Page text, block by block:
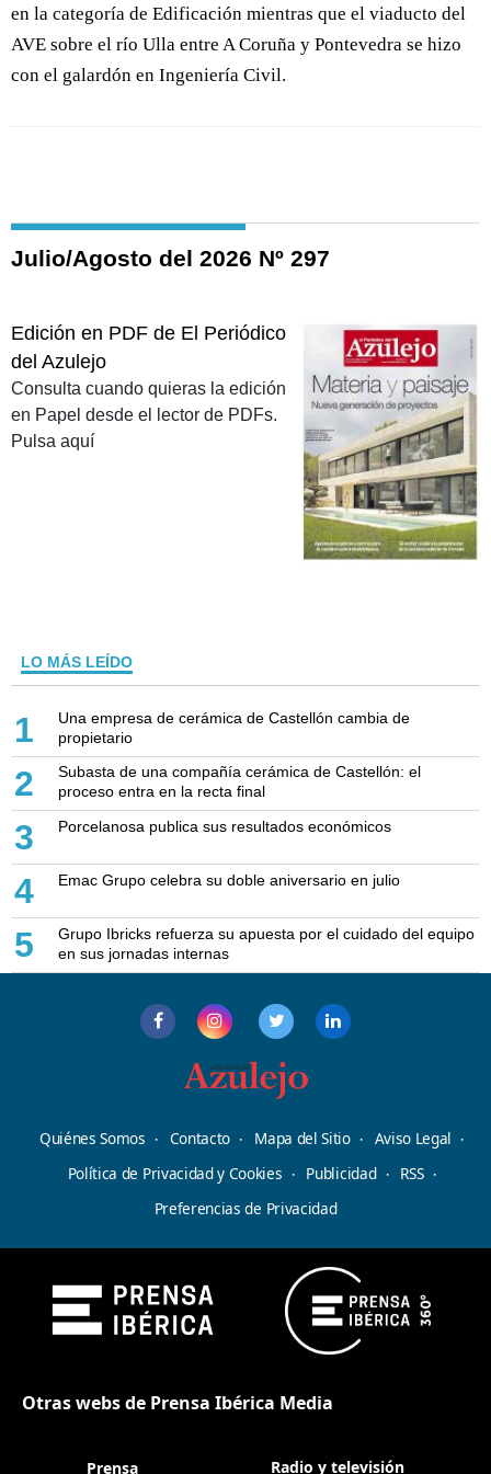
en la categoría de Edificación mientras que el viaducto del
AVE sobre el río Ulla entre A Coruña y Pontevedra se hizo
con el galardón en Ingeniería Civil.
Julio/Agosto del 2026 Nº 297
Edición en PDF de El Periódico
del Azulejo
Consulta cuando quieras la edición
en Papel desde el lector de PDFs.
Pulsa aquí
LO MÁS LEÍDO
1
Una empresa de cerámica de Castellón cambia de
propietario
2
Subasta de una compañía cerámica de Castellón: el
proceso entra en la recta final
3 Porcelanosa publica sus resultados económicos
4 Emac Grupo celebra su doble aniversario en julio
5
Grupo Ibricks refuerza su apuesta por el cuidado del equipo
en sus jornadas internas
Quiénes Somos Contacto Mapa del Sitio
Aviso Legal
Política de Privacidad y Cookies
Publicidad
RSS
Preferencias de Privacidad
Otras webs de Prensa Ibérica Media
Prensa Radio y televisión